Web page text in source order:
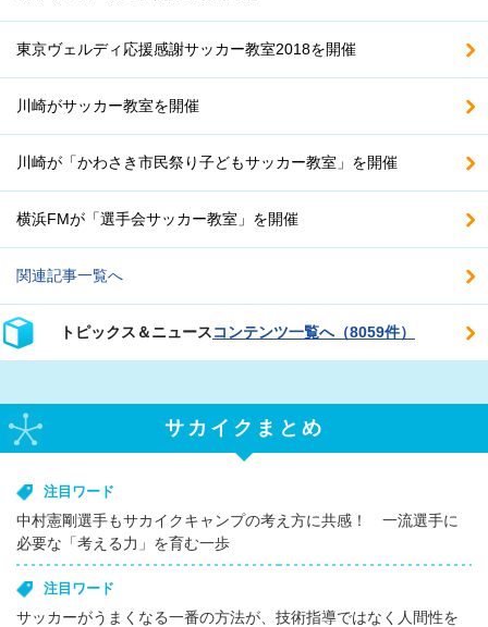
東京ヴェルディ応援感謝サッカー教室2018を開催
川崎がサッカー教室を開催
川崎が「かわさき市民祭り子どもサッカー教室」を開催
横浜FMが「選手会サッカー教室」を開催
関連記事一覧へ
トピックス＆ニュースコンテンツ一覧へ（8059件）
サカイクまとめ
注目ワード
中村憲剛選手もサカイクキャンプの考え方に共感！ 一流選手に
必要な「考える力」を育む一歩
注目ワード
サッカーがうまくなる一番の方法が、技術指導ではなく人間性を